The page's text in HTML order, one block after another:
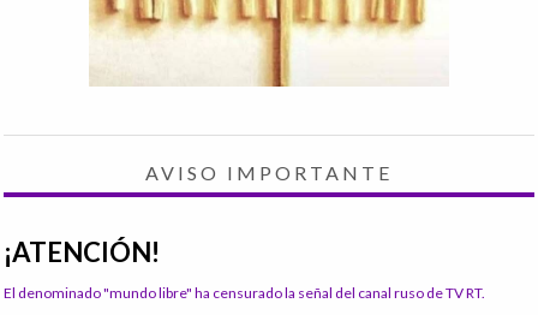
AVISO IMPORTANTE
¡ATENCIÓN!
El denominado "mundo libre" ha censurado la señal del canal ruso de TV RT.